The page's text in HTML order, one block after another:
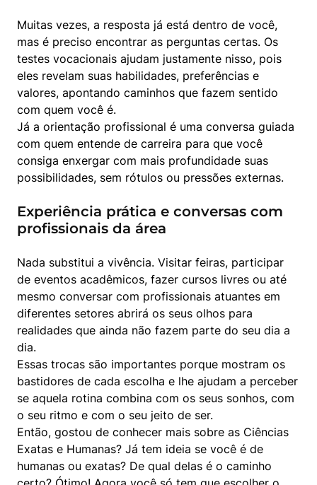
Muitas vezes, a resposta já está dentro de você,
mas é preciso encontrar as perguntas certas. Os
testes vocacionais ajudam justamente nisso, pois
eles revelam suas habilidades, preferências e
valores, apontando caminhos que fazem sentido
com quem você é.
Já a orientação profissional é uma conversa guiada
com quem entende de carreira para que você
consiga enxergar com mais profundidade suas
possibilidades, sem rótulos ou pressões externas.
Experiência prática e conversas com
profissionais da área
Nada substitui a vivência. Visitar feiras, participar
de eventos acadêmicos, fazer cursos livres ou até
mesmo conversar com profissionais atuantes em
diferentes setores abrirá os seus olhos para
realidades que ainda não fazem parte do seu dia a
dia.
Essas trocas são importantes porque mostram os
bastidores de cada escolha e lhe ajudam a perceber
se aquela rotina combina com os seus sonhos, com
o seu ritmo e com o seu jeito de ser.
Então, gostou de conhecer mais sobre as Ciências
Exatas e Humanas? Já tem ideia se você é de
humanas ou exatas? De qual delas é o caminho